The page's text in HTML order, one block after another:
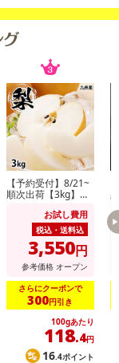
【予約受付】8/21~
順次出荷【3kg】九
種おまかせ》(ご家
お試し費用
税込・送料込
3,550円
参考価格 オープン
さらにクーポンで
300円引き
100gあたり
118.4円
16.4ポイント